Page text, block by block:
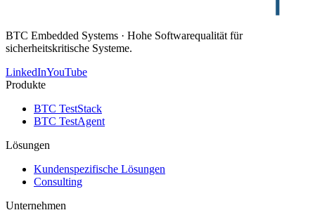
BTC Embedded Systems · Hohe Softwarequalität für
sicherheitskritische Systeme.
LinkedInYouTube
Produkte
BTC TestStack
BTC TestAgent
Lösungen
Kundenspezifische Lösungen
Consulting
Unternehmen